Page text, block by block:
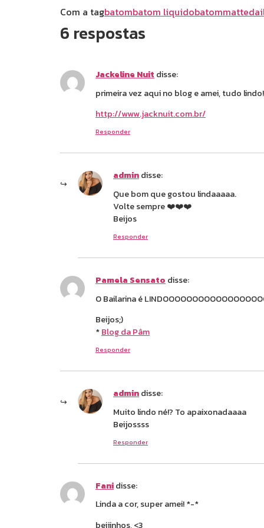
Com a tagbatombatom liquidobatommatte
6 respostas
Jackeline Nuit disse:
primeira vez aqui no blog e amei, tudo
http://www.jacknuit.com.br/
Responder
admindisse:
Que bom que gostou lindaaaaa.
Volte sempre ❤️❤️❤️
Beijos
Responder
Pamela Sensato disse:
O Bailarina é
Beijos;)
*Blog da Pâm
Responder
admindisse:
Muito lindo né!? To apaixonadaaaa
Beijossss
Responder
Fanidisse:
Linda a cor, super amei! *-*
beijinhos, <3